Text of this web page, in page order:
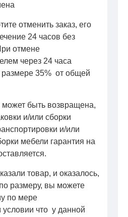
отменить заказ, его
24 часов без
отмене
через 24 часа
размере 35% от общей
может быть возвращена,
и/или сборки
и/или
мебели гарантия на
товар, и оказалось,
размеру, вы можете
по мере
условии что у данной